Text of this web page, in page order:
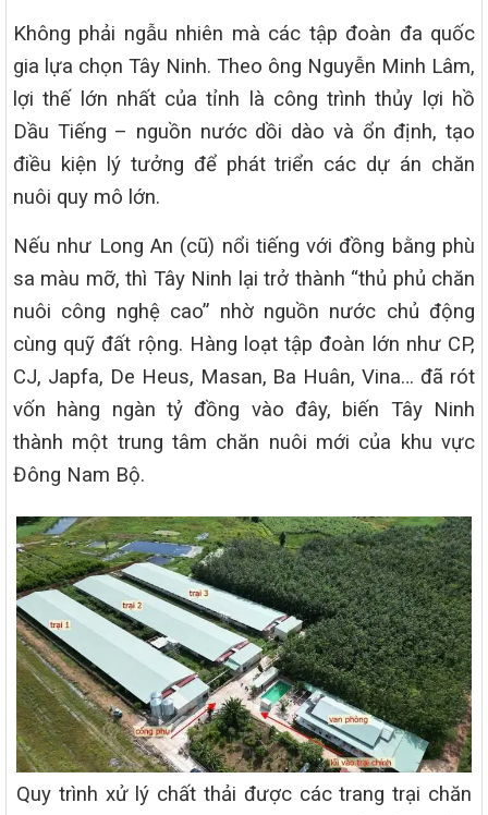
Không phải ngẫu nhiên mà các tập đoàn đa quốc
gia lựa chọn Tây Ninh. Theo ông Nguyễn Minh Lâm,
lợi thế lớn nhất của tỉnh là công trình thủy lợi hồ
Dầu Tiếng – nguồn nước dồi dào và ổn định, tạo
điều kiện lý tưởng để phát triển các dự án chăn
nuôi quy mô lớn.
Nếu như Long An (cũ) nổi tiếng với đồng bằng phù
sa màu mỡ, thì Tây Ninh lại trở thành “thủ phủ chăn
nuôi công nghệ cao” nhờ nguồn nước chủ động
cùng quỹ đất rộng. Hàng loạt tập đoàn lớn như CP,
CJ, Japfa, De Heus, Masan, Ba Huân, Vina… đã rót
vốn hàng ngàn tỷ đồng vào đây, biến Tây Ninh
thành một trung tâm chăn nuôi mới của khu vực
Đông Nam Bộ.
Quy trình xử lý chất thải được các trang trại chăn